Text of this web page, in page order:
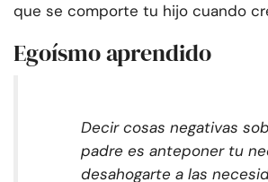
que se comporte tu hijo cuando
Egoísmo aprendido
Decir cosas negativas
padre es anteponer tu
desahogarte a las